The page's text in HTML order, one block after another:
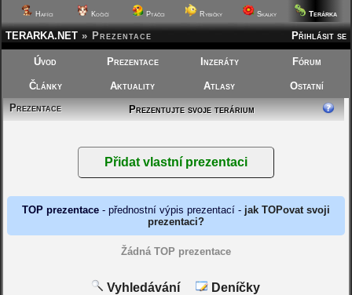
Hafíci Kočičí Ptáčci Rybičky Skalky Terárka
Přihlásit se
TERARKA.NET » Prezentace
Úvod Prezentace Inzeráty Fórum
Články Aktuality Atlasy
Ostatní
Prezentace
Prezentujte svoje terárium
TOP prezentace- přednostní výpis prezentací - jak TOPovat svoji
prezentaci?
Žádná TOP prezentace
Vyhledávání Deníčky